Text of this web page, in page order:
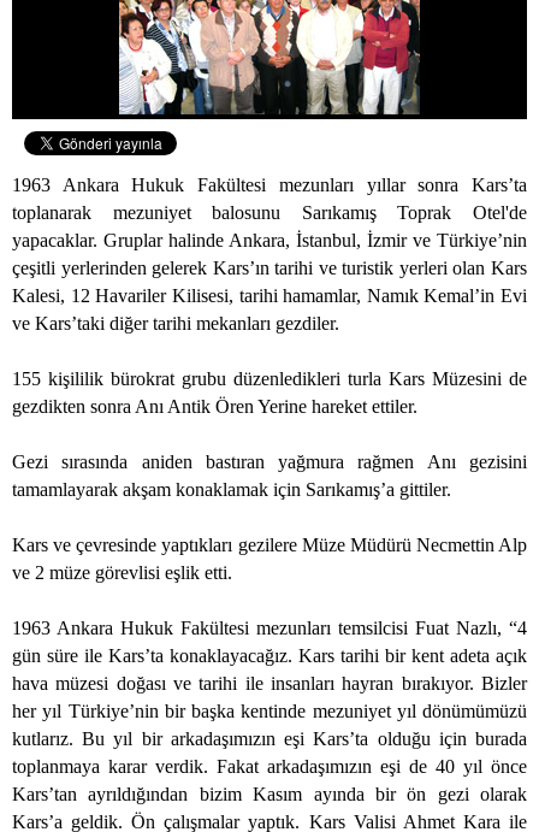
1963 Ankara Hukuk Fakültesi mezunları yıllar sonra Kars’ta
toplanarak mezuniyet balosunu Sarıkamış Toprak Otel'de
yapacaklar. Gruplar halinde Ankara, İstanbul, İzmir ve Türkiye’nin
çeşitli yerlerinden gelerek Kars’ın tarihi ve turistik yerleri olan Kars
Kalesi, 12 Havariler Kilisesi, tarihi hamamlar, Namık Kemal’in Evi
ve Kars’taki diğer tarihi mekanları gezdiler.
155 kişililik bürokrat grubu düzenledikleri turla Kars Müzesini de
gezdikten sonra Anı Antik Ören Yerine hareket ettiler.
Gezi sırasında aniden bastıran yağmura rağmen Anı gezisini
tamamlayarak akşam konaklamak için Sarıkamış’a gittiler.
Kars ve çevresinde yaptıkları gezilere Müze Müdürü Necmettin Alp
ve 2 müze görevlisi eşlik etti.
1963 Ankara Hukuk Fakültesi mezunları temsilcisi Fuat Nazlı, “4
gün süre ile Kars’ta konaklayacağız. Kars tarihi bir kent adeta açık
hava müzesi doğası ve tarihi ile insanları hayran bırakıyor. Bizler
her yıl Türkiye’nin bir başka kentinde mezuniyet yıl dönümümüzü
kutlarız. Bu yıl bir arkadaşımızın eşi Kars’ta olduğu için burada
toplanmaya karar verdik. Fakat arkadaşımızın eşi de 40 yıl önce
Kars’tan ayrıldığından bizim Kasım ayında bir ön gezi olarak
Kars’a geldik. Ön çalışmalar yaptık. Kars Valisi Ahmet Kara ile